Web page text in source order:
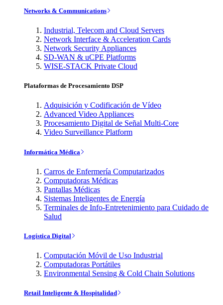
Networks & Communications
Industrial, Telecom and Cloud Servers
Network Interface & Acceleration Cards
Network Security Appliances
SD-WAN & uCPE Platforms
WISE-STACK Private Cloud
Plataformas de Procesamiento DSP
Adquisición y Codificación de Vídeo
Advanced Video Appliances
Procesamiento Digital de Señal Multi-Core
Video Surveillance Platform
Informática Médica
Carros de Enfermería Computarizados
Computadoras Médicas
Pantallas Médicas
Sistemas Inteligentes de Energía
Terminales de Info-Entretenimiento para Cuidado de
Salud
Logística Digital
Computación Móvil de Uso Industrial
Computadoras Portátiles
Environmental Sensing & Cold Chain Solutions
Retail Inteligente & Hospitalidad